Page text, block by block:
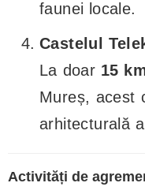
faunei locale.
Castelul
La doar 15
Mureș, acest
arhitecturală
Activități de